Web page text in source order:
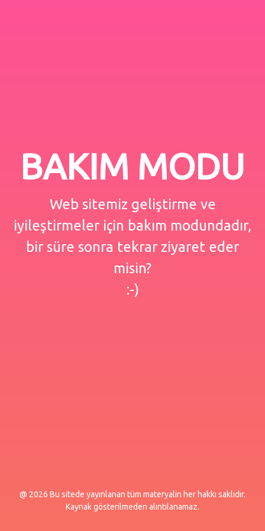
BAKIM MODU
Web sitemiz geliştirme ve
iyileştirmeler için bakım modundadır,
bir süre sonra tekrar ziyaret eder
misin?
:-)
@ 2026 Bu sitede yayınlanan tüm materyalin her hakkı saklıdır.
Kaynak gösterilmeden alıntılanamaz.